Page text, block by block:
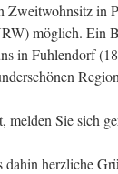
in
möglich. Ein
in Fuhlendorf
melden Sie sich
herzliche